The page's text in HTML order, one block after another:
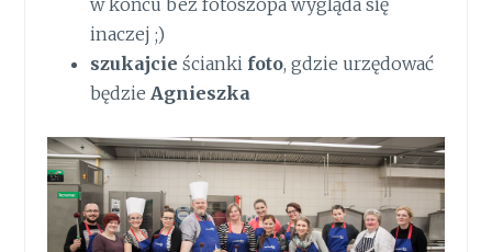
w końcu bez fotoszopa wygląda się
inaczej ;)
szukajcie ścianki foto, gdzie urzędować
będzie Agnieszka